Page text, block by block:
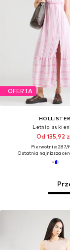
OFERTA
HOLLISTER
Letnia
Od 135,92
Pierwotnie:
Ostatnia najniższa